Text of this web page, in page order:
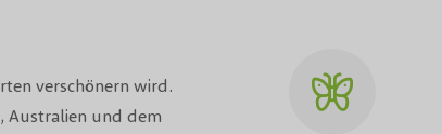
verschönern wird.
Australien und dem